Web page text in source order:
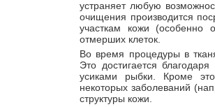
устраняет любую
очищения производится
участкам кожи (особенно
отмерших клеток.
Во время процедуры в
Это достигается
усиками рыбки. Кроме
некоторых заболеваний
структуры кожи.